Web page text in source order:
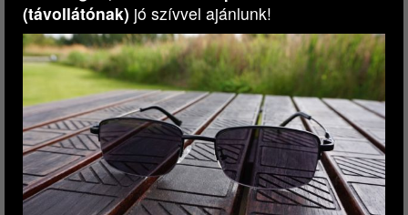
(távollátónak) jó szívvel ajánlunk!